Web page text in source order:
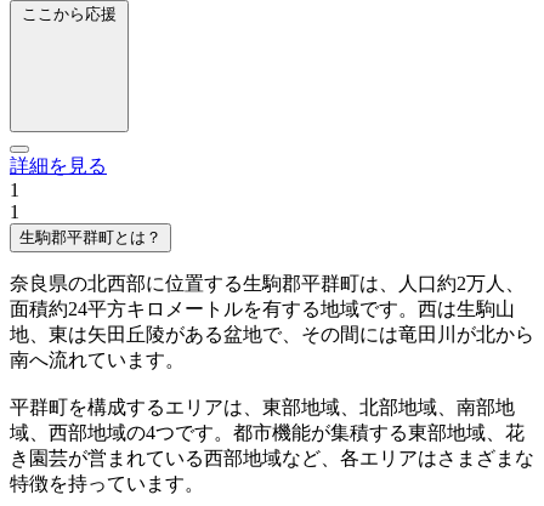
ここから応援
詳細を見る
1
1
生駒郡平群町とは？
奈良県の北西部に位置する生駒郡平群町は、人口約2万人、
面積約24平方キロメートルを有する地域です。西は生駒山
地、東は矢田丘陵がある盆地で、その間には竜田川が北から
南へ流れています。
平群町を構成するエリアは、東部地域、北部地域、南部地
域、西部地域の4つです。都市機能が集積する東部地域、花
き園芸が営まれている西部地域など、各エリアはさまざまな
特徴を持っています。